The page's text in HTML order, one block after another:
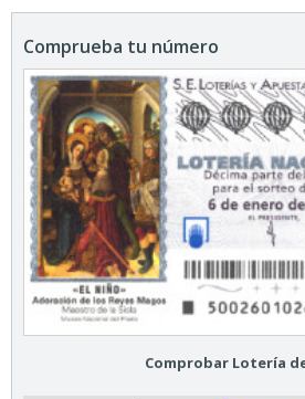
Comprueba tu número
Comprobar Lotería